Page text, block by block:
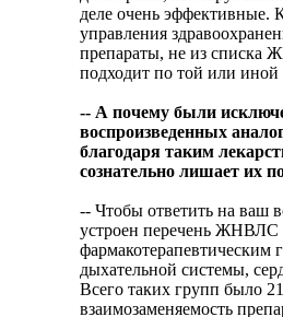
деле очень эффективные.
управления
препараты, не из списка
подходит по той или
-- А почему были
воспроизведенных
благодаря таким
сознательно лишает их
-- Чтобы ответить на ваш
устроен перечень ЖНВЛС
фармакотерапевтическим
дыхательной системы,
Всего таких групп было
взаимозаменяемость